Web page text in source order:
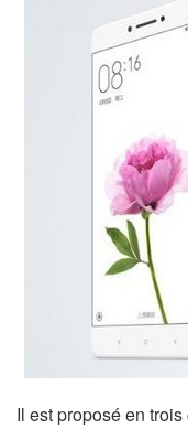
Il est proposé en